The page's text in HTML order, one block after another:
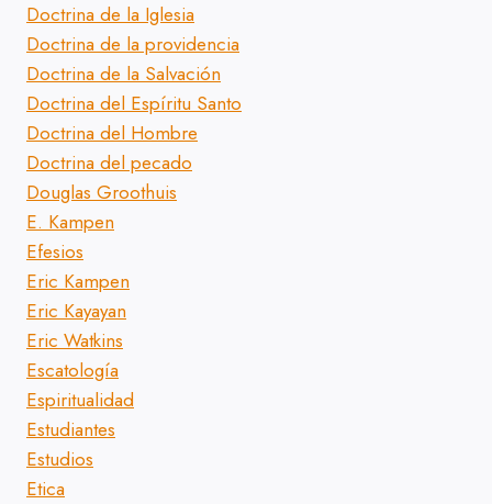
Doctrina de la Iglesia
Doctrina de la providencia
Doctrina de la Salvación
Doctrina del Espíritu Santo
Doctrina del Hombre
Doctrina del pecado
Douglas Groothuis
E. Kampen
Efesios
Eric Kampen
Eric Kayayan
Eric Watkins
Escatología
Espiritualidad
Estudiantes
Estudios
Etica